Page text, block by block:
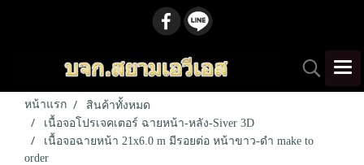
หน้าแรก
สินค้าทั้งหมด
เนื้อจอโปรเจคเตอร์ ฉายหน้า-หลัง-Siver 3D
เนื้อจอฉายหน้า 21x6.0 m มีรอยต่อ หน้าขาว-ดำ make to
order